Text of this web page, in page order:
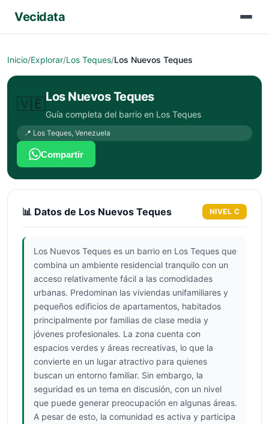
Vecidata
Inicio/Explorar/Los Teques/Los Nuevos Teques
🇻🇪Los Nuevos Teques
Guía completa del barrio en Los Teques
📍 Los Teques, Venezuela
Compartir
📊 Datos de Los Nuevos Teques NIVEL C
Los Nuevos Teques es un barrio en Los Teques que
combina un ambiente residencial tranquilo con un
acceso relativamente fácil a las comodidades
urbanas. Predominan las viviendas unifamiliares y
pequeños edificios de apartamentos, habitados
principalmente por familias de clase media y
jóvenes profesionales. La zona cuenta con
espacios verdes y áreas recreativas, lo que la
convierte en un lugar atractivo para quienes
buscan un entorno familiar. Sin embargo, la
seguridad es un tema en discusión, con un nivel
que puede generar preocupación en algunas áreas.
A pesar de esto, la comunidad es activa y participa